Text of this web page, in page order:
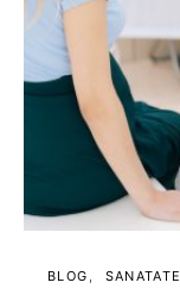
BLOG SANATATE